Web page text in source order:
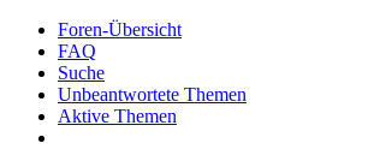
Foren-Übersicht
FAQ
Suche
Unbeantwortete Themen
Aktive Themen